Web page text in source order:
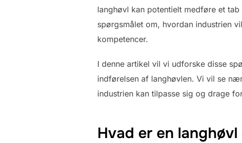
langhøvl kan potentielt medføre et
spørgsmålet om, hvordan industrien
kompetencer.
I denne artikel vil vi udforske disse
indførelsen af langhøvlen. Vi vil se
industrien kan tilpasse sig og drage
Hvad er en